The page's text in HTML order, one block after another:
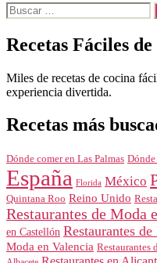
Buscar:
Recetas Fáciles
Miles de recetas de cocina
experiencia divertida.
Recetas más
Dónde comer en Las Palmas
España Florida México
Quintana Roo Reino Unido
Restaurantes de Moda
en Castellón Restaurantes
Moda en Valencia Restaurantes